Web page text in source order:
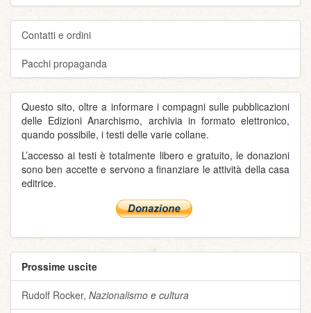
Contatti e ordini
Pacchi propaganda
Questo sito, oltre a informare i compagni sulle pubblicazioni
delle Edizioni Anarchismo, archivia in formato elettronico,
quando possibile, i testi delle varie collane.
L’accesso ai testi è totalmente libero e gratuito, le donazioni
sono ben accette e servono a finanziare le attività della casa
editrice.
Prossime uscite
Rudolf Rocker, Nazionalismo e cultura